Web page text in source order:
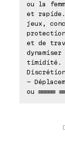
ou la
et
jeux,
et de
timidité.
-
ou ⊠⊠⊠⊠⊠